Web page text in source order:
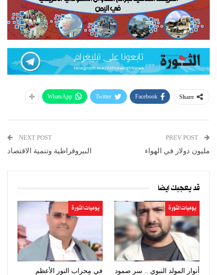
Share
Facebook
Twitter
WhatsApp
مليون دولار في الهواء
NEXT POST
البيروقراطية وتنمية الاقتصاد
قد يعجبك ايضا
يوميات الثورة
أنوار المولد النبوي .. سر صمود
يوميات الثورة
في مِحراب النور الأعظم